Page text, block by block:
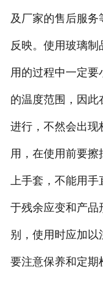
及厂家的售后服
反映。使用玻璃
用的过程中一定要
的温度范围，因此
进行，不然会出现
用，在使用前要
上手套，不能用手
于残余应变和产品
别，使用时应加
要注意保养和定期